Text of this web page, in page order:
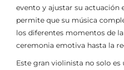
evento y ajustar su actuación
permite que su música
los diferentes momentos de la
ceremonia emotiva hasta la
Este gran violinista no solo